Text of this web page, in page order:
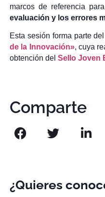
marcos de referencia
evaluación y los errores
Esta sesión forma parte
de la Innovación», cuya
obtención del Sello Joven
Comparte
¿Quieres